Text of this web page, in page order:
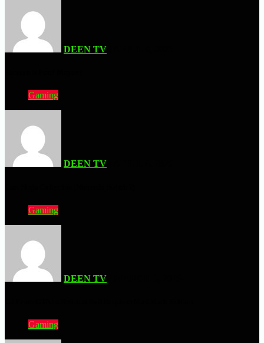
DEEN TV
Gaming
DEEN TV
Gaming
DEEN TV
Gaming